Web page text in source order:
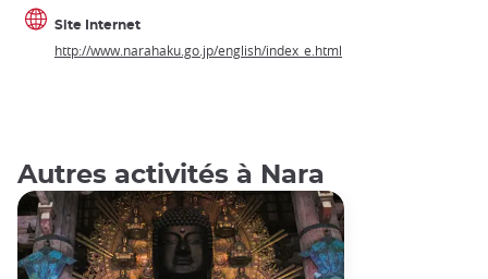
Site Internet
http://www.narahaku.go.jp/english/index_e.html
Autres activités à Nara